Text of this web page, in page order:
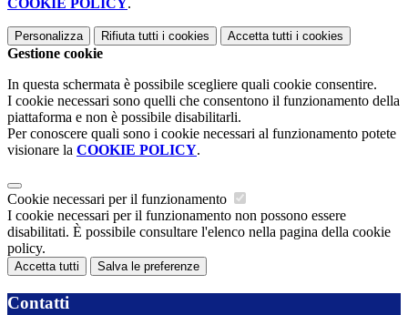
COOKIE POLICY.
Personalizza Rifiuta tutti i cookies Accetta tutti i cookies
Gestione cookie
In questa schermata è possibile scegliere quali cookie consentire.
I cookie necessari sono quelli che consentono il funzionamento della
piattaforma e non è possibile disabilitarli.
Per conoscere quali sono i cookie necessari al funzionamento potete
visionare la COOKIE POLICY.
Cookie necessari per il funzionamento
I cookie necessari per il funzionamento non possono essere
disabilitati. È possibile consultare l'elenco nella pagina della cookie
policy.
Accetta tutti Salva le preferenze
Contatti